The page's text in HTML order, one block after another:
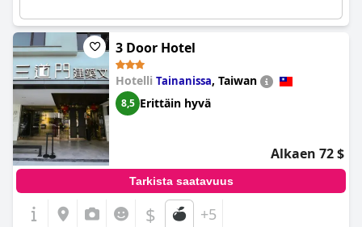
3 Door Hotel
Hotelli Tainanissa, Taiwan
8,5 Erittäin hyvä
Alkaen 72 $
Tarkista saatavuus
$ +5